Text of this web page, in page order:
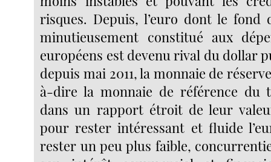
risques. Depuis, l’euro dont le fond
minutieusement constitué aux
européens est devenu rival du dollar
depuis mai 2011, la monnaie de
à-dire la monnaie de référence du
dans un rapport étroit de leur
pour rester intéressant et fluide
rester un peu plus faible,